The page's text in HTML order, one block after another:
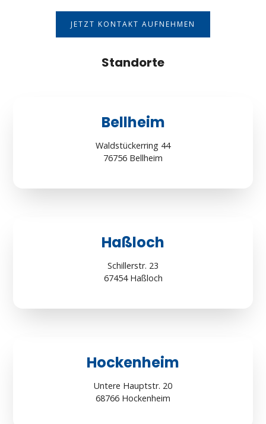
JETZT KONTAKT AUFNEHMEN
Standorte
Bellheim
Waldstückerring 44
76756 Bellheim
Haßloch
Schillerstr. 23
67454 Haßloch
Hockenheim
Untere Hauptstr. 20
68766 Hockenheim